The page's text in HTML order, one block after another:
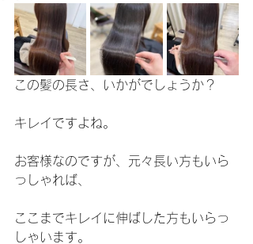
この髪の長さ、いかがでしょうか？
キレイですよね。
お客様なのですが、元々長い方もいら
っしゃれば、
ここまでキレイに伸ばした方もいらっ
しゃいます。